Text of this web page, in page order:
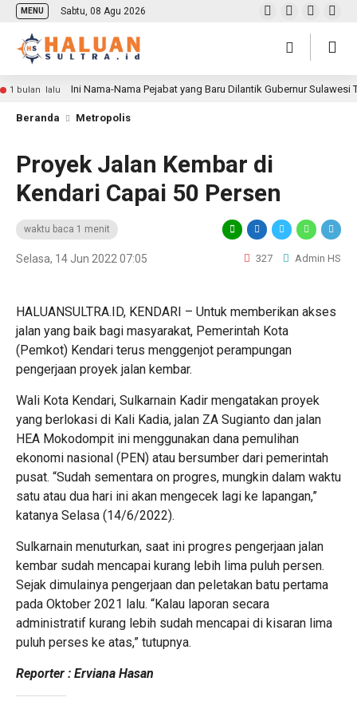
MENU Sabtu, 08 Agu 2026
1 bulan lalu Ini Nama-Nama Pejabat yang Baru Dilantik Gubernur Sulawesi
Beranda Metropolis
Proyek Jalan Kembar di
Kendari Capai 50 Persen
waktu baca 1 menit
Selasa, 14 Jun 2022 07:05 327 Admin HS
HALUANSULTRA.ID, KENDARI – Untuk memberikan akses
jalan yang baik bagi masyarakat, Pemerintah Kota
(Pemkot) Kendari terus menggenjot perampungan
pengerjaan proyek jalan kembar.
Wali Kota Kendari, Sulkarnain Kadir mengatakan proyek
yang berlokasi di Kali Kadia, jalan ZA Sugianto dan jalan
HEA Mokodompit ini menggunakan dana pemulihan
ekonomi nasional (PEN) atau bersumber dari pemerintah
pusat. “Sudah sementara on progres, mungkin dalam waktu
satu atau dua hari ini akan mengecek lagi ke lapangan,”
katanya Selasa (14/6/2022).
Sulkarnain menuturkan, saat ini progres pengerjaan jalan
kembar sudah mencapai kurang lebih lima puluh persen.
Sejak dimulainya pengerjaan dan peletakan batu pertama
pada Oktober 2021 lalu. “Kalau laporan secara
administratif kurang lebih sudah mencapai di kisaran lima
puluh perses ke atas,” tutupnya.
Reporter : Erviana Hasan